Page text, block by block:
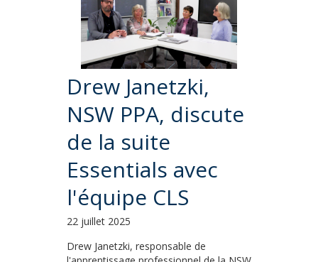
Drew Janetzki,
NSW PPA, discute
de la suite
Essentials avec
l'équipe CLS
22 juillet 2025
Drew Janetzki, responsable de